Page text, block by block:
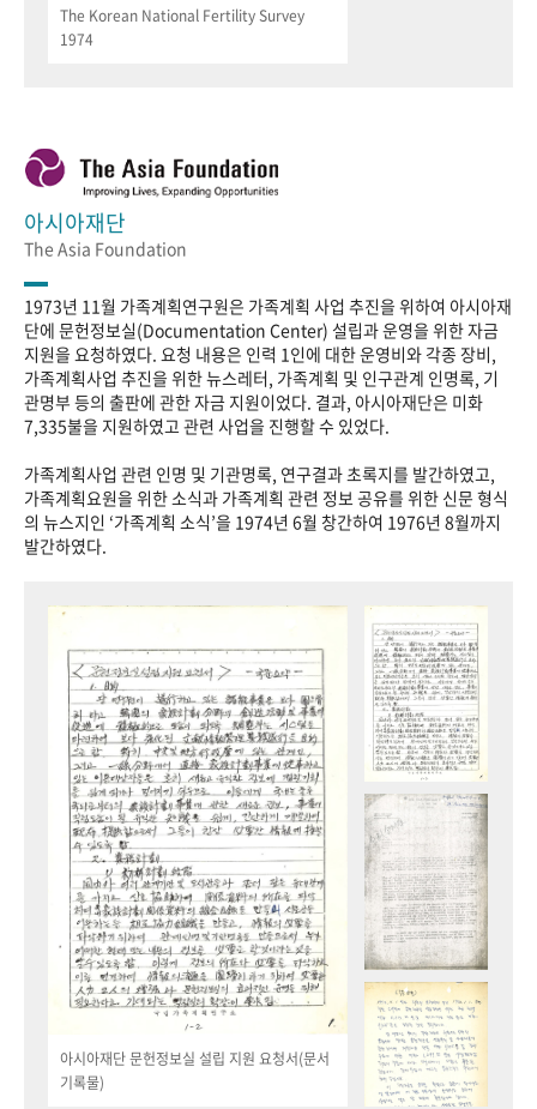
The Korean National Fertility Survey
1974
아시아재단
The Asia Foundation
1973년 11월 가족계획연구원은 가족계획 사업 추진을 위하여 아시아재
단에 문헌정보실(Documentation Center) 설립과 운영을 위한 자금
지원을 요청하였다. 요청 내용은 인력 1인에 대한 운영비와 각종 장비,
가족계획사업 추진을 위한 뉴스레터, 가족계획 및 인구관계 인명록, 기
관명부 등의 출판에 관한 자금 지원이었다. 결과, 아시아재단은 미화
7,335불을 지원하였고 관련 사업을 진행할 수 있었다.
가족계획사업 관련 인명 및 기관명록, 연구결과 초록지를 발간하였고,
가족계획요원을 위한 소식과 가족계획 관련 정보 공유를 위한 신문 형식
의 뉴스지인 ‘가족계획 소식’을 1974년 6월 창간하여 1976년 8월까지
발간하였다.
아시아재단 문헌정보실 설립 지원 요청서(문서
기록물)